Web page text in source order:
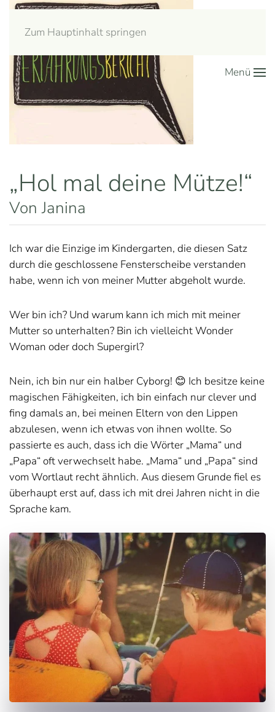
Zum Hauptinhalt springen
Menü
„Hol mal deine Mütze!“
Von Janina
Ich war die Einzige im Kindergarten, die diesen Satz
durch die geschlossene Fensterscheibe verstanden
habe, wenn ich von meiner Mutter abgeholt wurde.
Wer bin ich? Und warum kann ich mich mit meiner
Mutter so unterhalten? Bin ich vielleicht Wonder
Woman oder doch Supergirl?
Nein, ich bin nur ein halber Cyborg! 😊 Ich besitze keine
magischen Fähigkeiten, ich bin einfach nur clever und
fing damals an, bei meinen Eltern von den Lippen
abzulesen, wenn ich etwas von ihnen wollte. So
passierte es auch, dass ich die Wörter „Mama“ und
„Papa“ oft verwechselt habe. „Mama“ und „Papa“ sind
vom Wortlaut recht ähnlich. Aus diesem Grunde fiel es
überhaupt erst auf, dass ich mit drei Jahren nicht in die
Sprache kam.